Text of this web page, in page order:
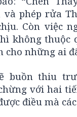
và phép rửa
Còn việc
không thuộc
cho những ai
buồn thiu
với hai
điều mà